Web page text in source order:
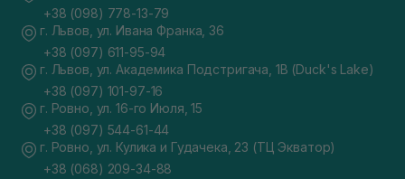
+38 (098) 778-13-79
г. Львов, ул. Ивана Франка, 36
+38 (097) 611-95-94
г. Львов, ул. Академика Подстригача, 1В (Duck's Lake)
+38 (097) 101-97-16
г. Ровно, ул. 16-го Июля, 15
+38 (097) 544-61-44
г. Ровно, ул. Кулика и Гудачека, 23 (ТЦ Экватор)
+38 (068) 209-34-88